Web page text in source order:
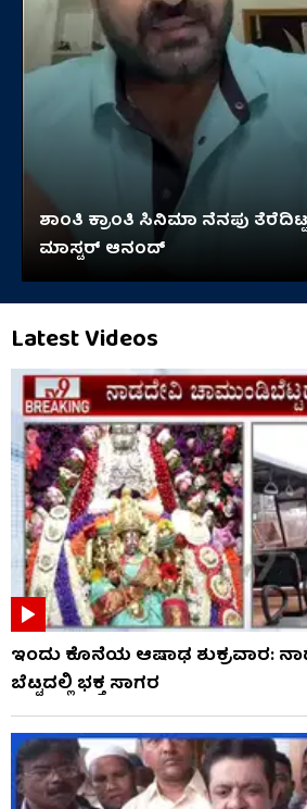
ಶಾಂತಿ ಕ್ರಾಂತಿ ಸಿನಿಮಾ ನೆನಪು ತೆರೆದಿಟ್ಟ
ಮಾಸ್ಟರ್ ಆನಂದ್
Latest Videos
ಇಂದು ಕೊನೆಯ ಆಷಾಢ ಶುಕ್ರವಾರ:
ಬೆಟ್ಟದಲ್ಲಿ ಭಕ್ತ ಸಾಗರ